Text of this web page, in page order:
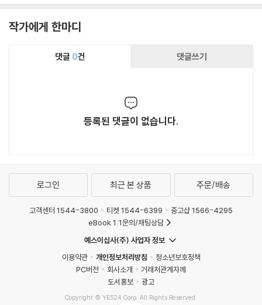
작가에게 한마디
댓글 0건 댓글쓰기
등록된 댓글이 없습니다.
로그인 최근 본 상품 주문/배송
고객센터 1544-3800 티켓 1544-6399
중고샵 1566-4295
eBook 1:1문의/채팅상담
예스이십사(주) 사업자 정보
이용약관
개인정보처리방침
청소년보호정책
PC버전
회사소개
거래처관계자께
도서홍보
광고
Copyright © YES24 Corp. All Rights Reserved.